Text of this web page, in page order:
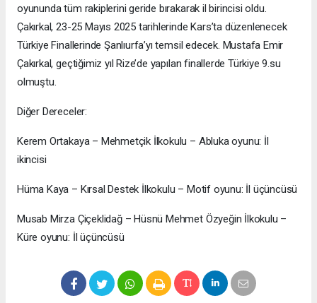
oyununda tüm rakiplerini geride bırakarak il birincisi oldu.
Çakırkal, 23-25 Mayıs 2025 tarihlerinde Kars’ta düzenlenecek
Türkiye Finallerinde Şanlıurfa’yı temsil edecek. Mustafa Emir
Çakırkal, geçtiğimiz yıl Rize’de yapılan finallerde Türkiye 9.su
olmuştu.
Diğer Dereceler:
Kerem Ortakaya – Mehmetçik İlkokulu – Abluka oyunu: İl
ikincisi
Hüma Kaya – Kırsal Destek İlkokulu – Motif oyunu: İl üçüncüsü
Musab Mirza Çiçeklidağ – Hüsnü Mehmet Özyeğin İlkokulu –
Küre oyunu: İl üçüncüsü